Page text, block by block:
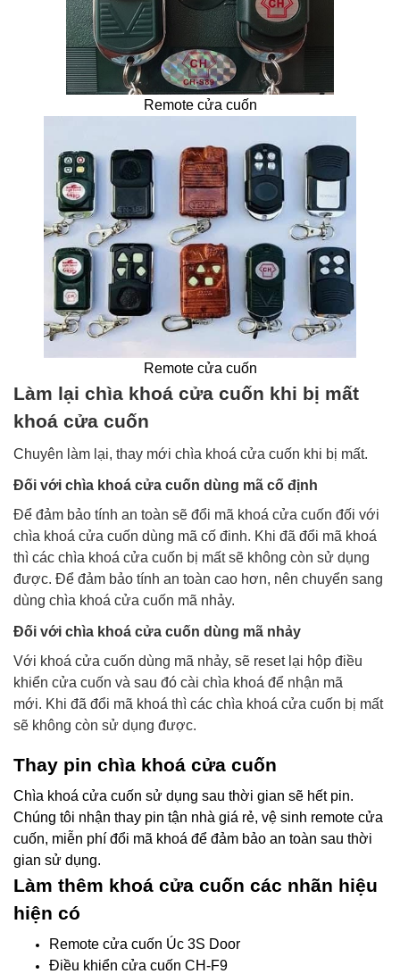
Remote cửa cuốn
Remote cửa cuốn
Làm lại chìa khoá cửa cuốn khi bị mất
khoá cửa cuốn
Chuyên làm lại, thay mới chìa khoá cửa cuốn khi bị mất.
Đối với chìa khoá cửa cuốn dùng mã cố định
Để đảm bảo tính an toàn sẽ đổi mã khoá cửa cuốn đối với
chìa khoá cửa cuốn dùng mã cố đinh. Khi đã đổi mã khoá
thì các chìa khoá cửa cuốn bị mất sẽ không còn sử dụng
được. Để đảm bảo tính an toàn cao hơn, nên chuyển sang
dùng chìa khoá cửa cuốn mã nhảy.
Đối với chìa khoá cửa cuốn dùng mã nhảy
Với khoá cửa cuốn dùng mã nhảy, sẽ reset lại hộp điều
khiển cửa cuốn và sau đó cài chìa khoá để nhận mã
mới. Khi đã đổi mã khoá thì các chìa khoá cửa cuốn bị mất
sẽ không còn sử dụng được.
Thay pin chìa khoá cửa cuốn
Chìa khoá cửa cuốn sử dụng sau thời gian sẽ hết pin.
Chúng tôi nhận thay pin tận nhà giá rẻ, vệ sinh remote cửa
cuốn, miễn phí đổi mã khoá để đảm bảo an toàn sau thời
gian sử dụng.
Làm thêm khoá cửa cuốn các nhãn hiệu
hiện có
Remote cửa cuốn Úc 3S Door
Điều khiển cửa cuốn CH-F9